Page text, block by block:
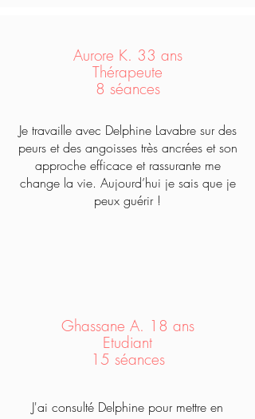
Aurore K. 33 ans
Thérapeute
8 séances
Je travaille avec Delphine Lavabre sur des
peurs et des angoisses très ancrées et son
approche efficace et rassurante me
change la vie. Aujourd’hui je sais que je
peux guérir !
Ghassane A. 18 ans
Etudiant
15 séances
J'ai consulté Delphine pour mettre en